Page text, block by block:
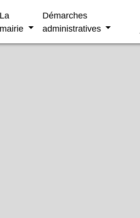
La
mairie
Démarches
administratives